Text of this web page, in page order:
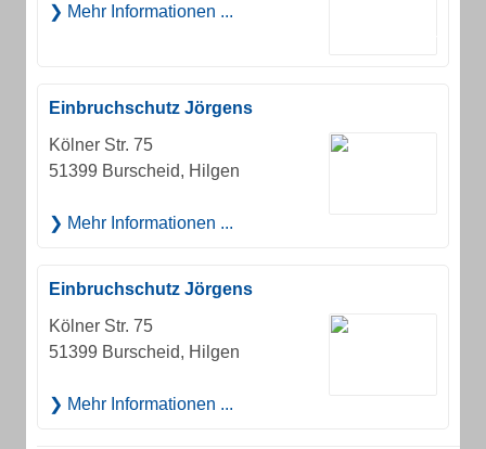
Mehr Informationen ...
Einbruchschutz Jörgens
Kölner Str. 75
51399 Burscheid, Hilgen
Mehr Informationen ...
Einbruchschutz Jörgens
Kölner Str. 75
51399 Burscheid, Hilgen
Mehr Informationen ...